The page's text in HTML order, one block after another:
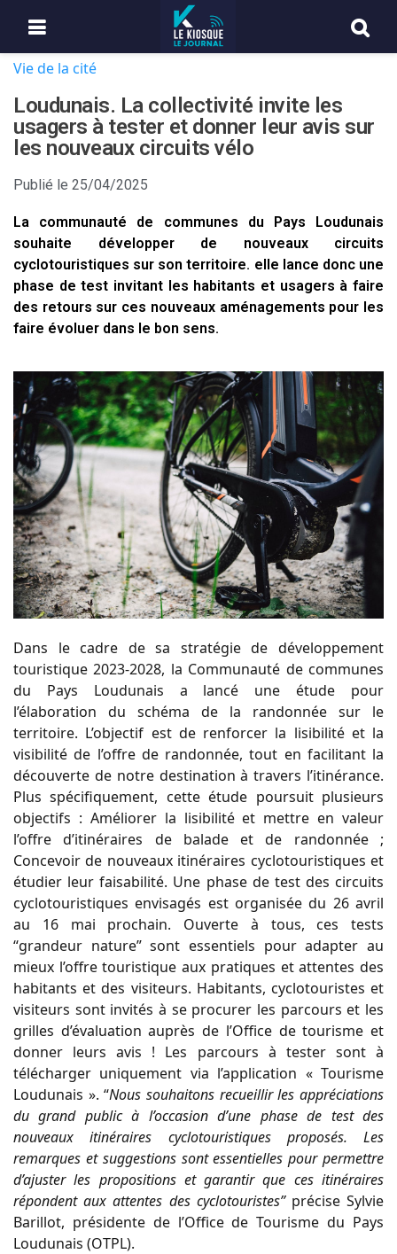
Vie de la cité
Loudunais. La collectivité invite les
usagers à tester et donner leur avis sur
les nouveaux circuits vélo
Publié le 25/04/2025
La communauté de communes du Pays Loudunais
souhaite développer de nouveaux circuits
cyclotouristiques sur son territoire. elle lance donc une
phase de test invitant les habitants et usagers à faire
des retours sur ces nouveaux aménagements pour les
faire évoluer dans le bon sens.
Dans le cadre de sa stratégie de développement
touristique 2023-2028, la Communauté de communes
du Pays Loudunais a lancé une étude pour
l’élaboration du schéma de la randonnée sur le
territoire. L’objectif est de renforcer la lisibilité et la
visibilité de l’offre de randonnée, tout en facilitant la
découverte de notre destination à travers l’itinérance.
Plus spécifiquement, cette étude poursuit plusieurs
objectifs : Améliorer la lisibilité et mettre en valeur
l’offre d’itinéraires de balade et de randonnée ;
Concevoir de nouveaux itinéraires cyclotouristiques et
étudier leur faisabilité. Une phase de test des circuits
cyclotouristiques envisagés est organisée du 26 avril
au 16 mai prochain. Ouverte à tous, ces tests
“grandeur nature” sont essentiels pour adapter au
mieux l’offre touristique aux pratiques et attentes des
habitants et des visiteurs. Habitants, cyclotouristes et
visiteurs sont invités à se procurer les parcours et les
grilles d’évaluation auprès de l’Office de tourisme et
donner leurs avis ! Les parcours à tester sont à
télécharger uniquement via l’application « Tourisme
Loudunais ». “Nous souhaitons recueillir les appréciations
du grand public à l’occasion d’une phase de test des
nouveaux itinéraires cyclotouristiques proposés. Les
remarques et suggestions sont essentielles pour permettre
d’ajuster les propositions et garantir que ces itinéraires
répondent aux attentes des cyclotouristes”précise Sylvie
Barillot, présidente de l’Office de Tourisme du Pays
Loudunais (OTPL).